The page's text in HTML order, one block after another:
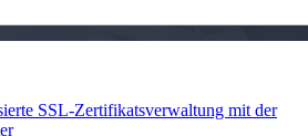
SSL-Zertifikatsverwaltung mit der